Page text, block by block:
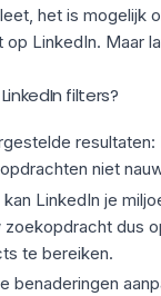
het is mogelijk
LinkedIn. Maar
filters?
niet
LinkedIn je
dus
te bereiken.
benaderingen